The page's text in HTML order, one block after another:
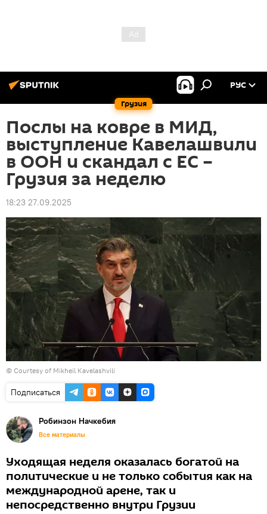
Грузия
РУС
Послы на ковре в МИД,
выступление Кавелашвили
в ООН и скандал с ЕС –
Грузия за неделю
18:23 27.09.2025
© Courtesy of Mikheil Kavelashvili
Подписаться
Робинзон Начкебия
Все материалы
Уходящая неделя оказалась богатой на
политические и не только события как на
международной арене, так и
непосредственно внутри Грузии